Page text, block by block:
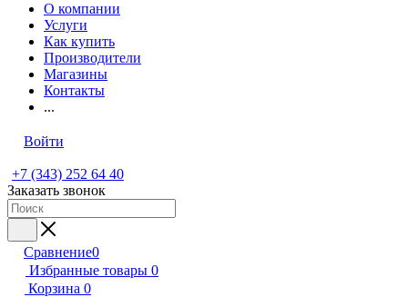
О компании
Услуги
Как купить
Производители
Магазины
Контакты
...
Войти
+7 (343) 252 64 40
Заказать звонок
Сравнение0
Избранные товары 0
Корзина 0